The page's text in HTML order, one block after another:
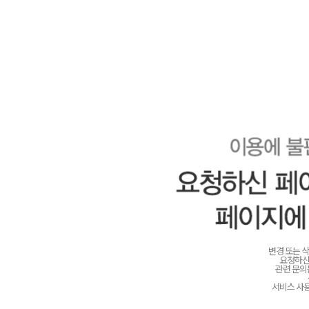
변경 또는
요청하
관련 문
서비스 사